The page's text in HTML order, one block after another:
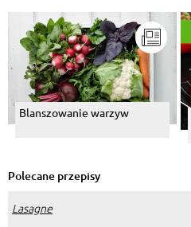
Blanszowanie warzyw
Polecane przepisy
Lasagne